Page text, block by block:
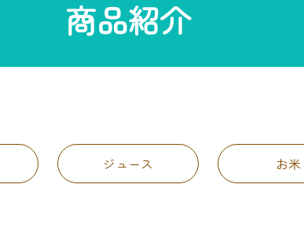
商品紹介
ジュース お米